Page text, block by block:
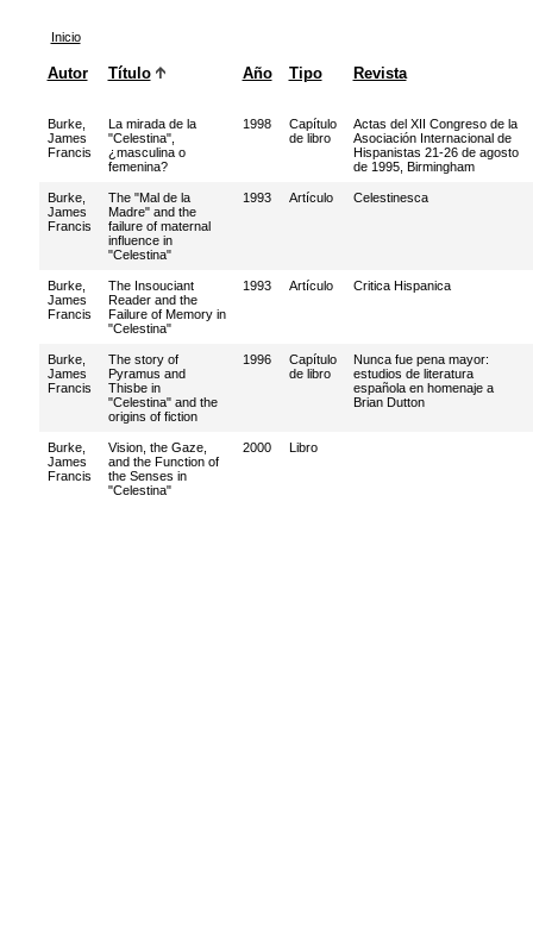
Inicio
Autor Título Año Tipo Revista
Burke,
James
Francis
La mirada de la
"Celestina",
¿masculina o
femenina?
1998
Capítulo
de libro
Actas del XII Congreso de la
Asociación Internacional de
Hispanistas 21-26 de agosto
de 1995, Birmingham
Burke,
James
Francis
The "Mal de la
Madre" and the
failure of maternal
influence in
"Celestina"
1993 Artículo Celestinesca
Burke,
James
Francis
The Insouciant
Reader and the
Failure of Memory in
"Celestina"
1993 Artículo Critica Hispanica
Burke,
James
Francis
The story of
Pyramus and
Thisbe in
"Celestina" and the
origins of fiction
1996
Capítulo
de libro
Nunca fue pena mayor:
estudios de literatura
española en homenaje a
Brian Dutton
Burke,
James
Francis
Vision, the Gaze,
and the Function of
the Senses in
"Celestina"
2000 Libro